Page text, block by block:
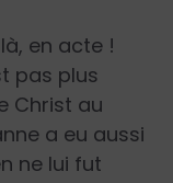
en acte !
pas plus
Christ au
a eu aussi
ne lui fut